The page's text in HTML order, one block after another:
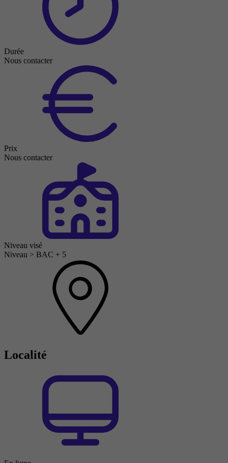
Durée
Nous contacter
Prix
Nous contacter
Niveau visé
Niveau > BAC + 5
Localité